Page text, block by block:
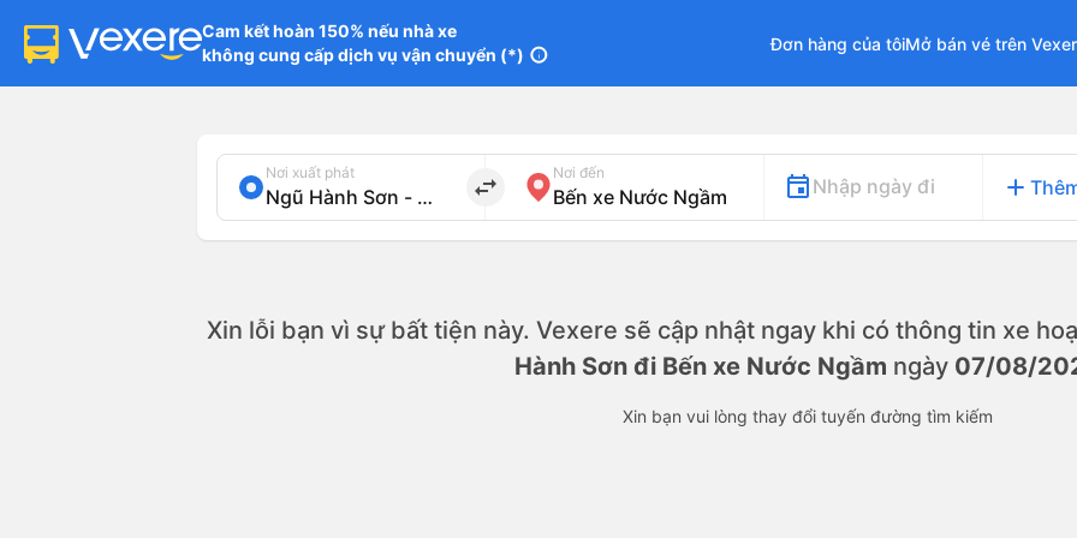
Cam kết hoàn 150% nếu nhà xe
không cung cấp dịch vụ vận chuyển (*) info
Đơn hàng của tôiMở bán vé trên
Nơi xuất phát
import_export
Nơi đến
Nhập ngày đi add
Xin lỗi bạn vì sự bất tiện này. Vexere sẽ cập nhật ngay khi có thông tin xe
Hành Sơn đi Bến xe Nước Ngầm ngày 07/08/
Xin bạn vui lòng thay đổi tuyến đường tìm kiếm